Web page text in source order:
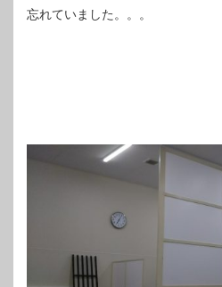
忘れていました。。。